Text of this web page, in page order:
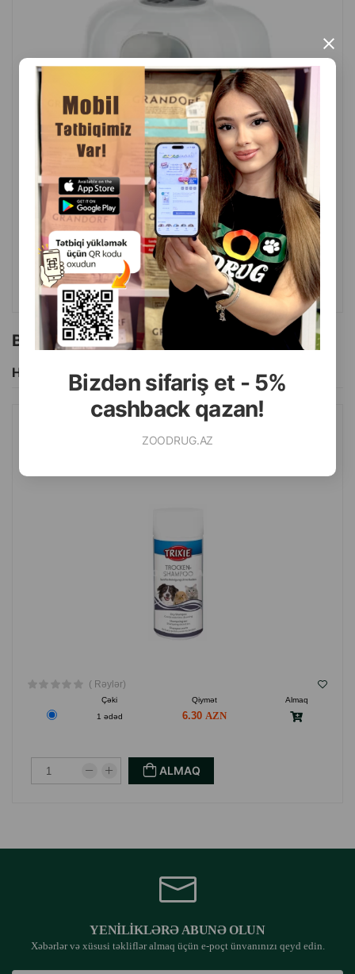
Bizdən sifariş et - 5%
cashback qazan!
ZOODRUG.AZ
×
( Rəylər)
Çəki Qiymət
Almaq
52.00
ALMAQ
Bu brendin başqa məhsulları
Hamısını Gör
QURU ŞAMPUN TRIXIE ITLƏR, PIŞIKLƏR VƏ DIGƏR KIÇIK
( Rəylər)
Çəki Qiymət
Almaq
1 ədəd
6.30
ALMAQ
YENILIKLƏRƏ ABUNƏ OLUN
Xəbərlər və xüsusi təkliflər almaq üçün e-poçt ünvanınızı qeyd edin.